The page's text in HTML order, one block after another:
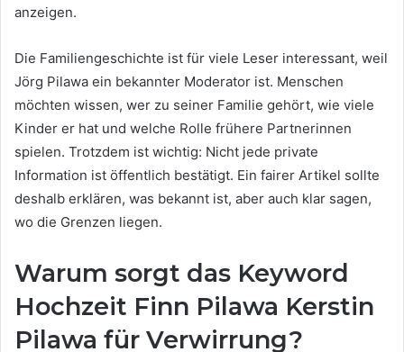
anzeigen.
Die Familiengeschichte ist für viele Leser interessant, weil
Jörg Pilawa ein bekannter Moderator ist. Menschen
möchten wissen, wer zu seiner Familie gehört, wie viele
Kinder er hat und welche Rolle frühere Partnerinnen
spielen. Trotzdem ist wichtig: Nicht jede private
Information ist öffentlich bestätigt. Ein fairer Artikel sollte
deshalb erklären, was bekannt ist, aber auch klar sagen,
wo die Grenzen liegen.
Warum sorgt das Keyword
Hochzeit Finn Pilawa Kerstin
Pilawa für Verwirrung?